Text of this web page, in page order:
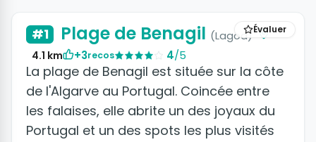
Évaluer
#1 Plage de Benagil (Lagoa)
4.1 km +3recos 4/5
La plage de Benagil est située sur la côte
de l'Algarve au Portugal. Coincée entre
les falaises, elle abrite un des joyaux du
Portugal et un des spots les plus visités